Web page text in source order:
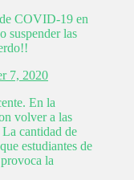
COVID-19 en
suspender las
7, 2020
En la
volver a las
cantidad de
estudiantes de
la